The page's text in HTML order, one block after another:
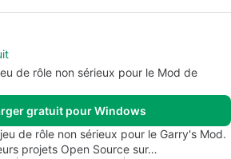
de rôle non sérieux pour le Mod de
gratuit pour Windows
de rôle non sérieux pour le Garry's Mod.
projets Open Source sur…